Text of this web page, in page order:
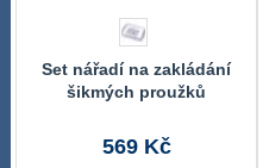
Set nářadí na zakládání
šikmých proužků
569 Kč